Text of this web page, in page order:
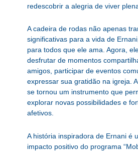
redescobrir a alegria de viver
A cadeira de rodas não apenas
significativas para a vida de
para todos que ele ama. Agora,
desfrutar de momentos
amigos, participar de eventos
expressar sua gratidão na igreja.
se tornou um instrumento que
explorar novas possibilidades e
afetivos.
A história inspiradora de Ernani é
impacto positivo do programa